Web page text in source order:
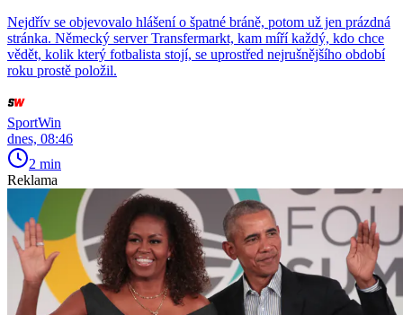
Nejdřív se objevovalo hlášení o špatné bráně, potom už jen prázdná
stránka. Německý server Transfermarkt, kam míří každý, kdo chce
vědět, kolik který fotbalista stojí, se uprostřed nejrušnějšího období
roku prostě položil.
SportWin
dnes, 08:46
2 min
Reklama